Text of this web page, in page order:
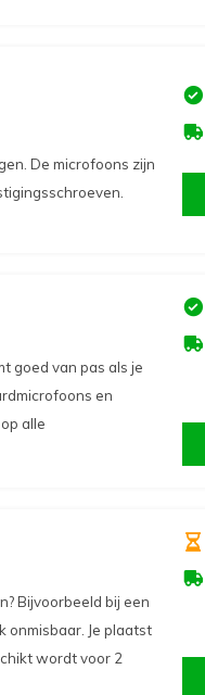
De microfoons zijn
goed van pas als je
en
alle
Bijvoorbeeld bij een
onmisbaar. Je plaatst
wordt voor 2